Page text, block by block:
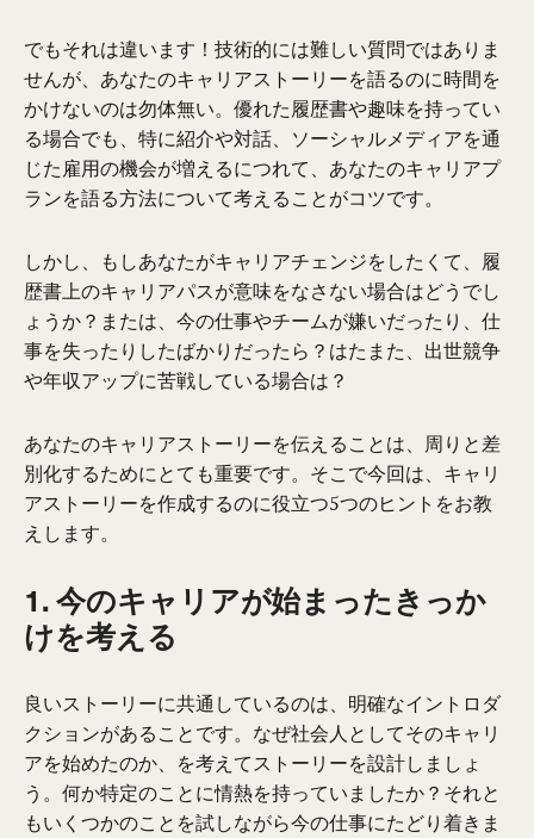
でもそれは違います！技術的には難しい質問ではありま
せんが、あなたのキャリアストーリーを語るのに時間を
かけないのは勿体無い。優れた履歴書や趣味を持ってい
る場合でも、特に紹介や対話、ソーシャルメディアを通
じた雇用の機会が増えるにつれて、あなたのキャリアプ
ランを語る方法について考えることがコツです。
しかし、もしあなたがキャリアチェンジをしたくて、履
歴書上のキャリアパスが意味をなさない場合はどうでし
ょうか？または、今の仕事やチームが嫌いだったり、仕
事を失ったりしたばかりだったら？はたまた、出世競争
や年収アップに苦戦している場合は？
あなたのキャリアストーリーを伝えることは、周りと差
別化するためにとても重要です。そこで今回は、キャリ
アストーリーを作成するのに役立つ5つのヒントをお教
えします。
1. 今のキャリアが始まったきっか
けを考える
良いストーリーに共通しているのは、明確なイントロダ
クションがあることです。なぜ社会人としてそのキャリ
アを始めたのか、を考えてストーリーを設計しましょ
う。何か特定のことに情熱を持っていましたか？それと
もいくつかのことを試しながら今の仕事にたどり着きま